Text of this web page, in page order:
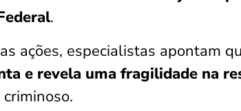
.
ações, especialistas apontam
e revela uma fragilidade na